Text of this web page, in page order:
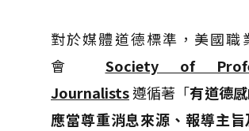
對於媒體道德標準，美國職
會 Society of
Journalists遵循著「有道德
應當尊重消息來源、報導主